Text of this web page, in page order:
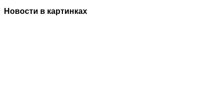
Новости в картинках